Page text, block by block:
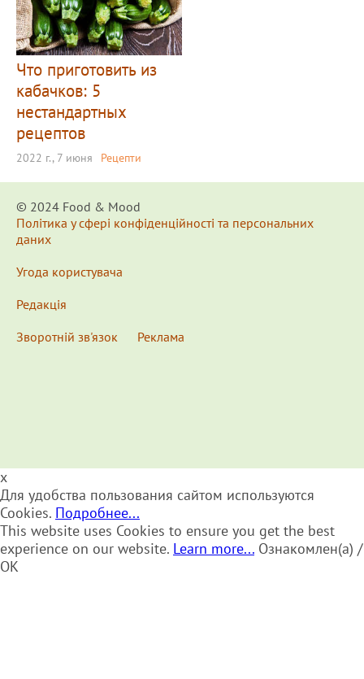
Что приготовить из
кабачков: 5
нестандартных
рецептов
2022 г., 7 июня Рецепти
© 2024 Food & Мood
Політика у сфері конфіденційності та персональних
даних
Угода користувача
Редакція
Зворотній зв'язок
Реклама
x
Для удобства пользования сайтом используются
Cookies. Подробнее...
This website uses Cookies to ensure you get the best
experience on our website. Learn more... Ознакомлен(а) /
OK